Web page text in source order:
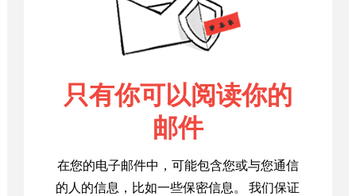
只有你可以阅读你的
邮件
在您的电子邮件中，可能包含您或与您通信
的人的信息，比如一些保密信息。 我们保证